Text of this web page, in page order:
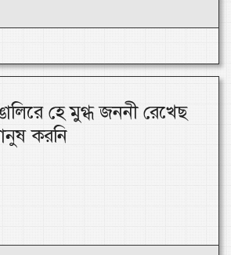
হে মুগ্ধ জননী রেখেছ
করনি